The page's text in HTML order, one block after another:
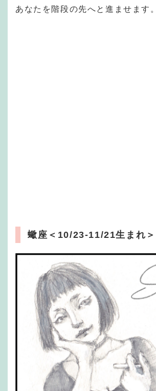
あなたを階段の先へと進ませます。
蠍座 ＜10/23-11/21生まれ＞